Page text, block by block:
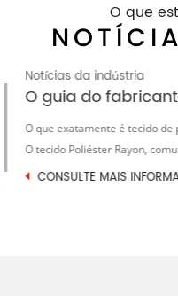
O que
23
2024-09
Notícias
No vasto
jacquard